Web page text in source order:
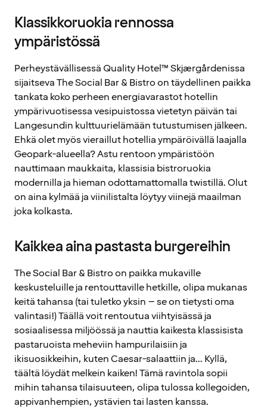
Klassikkoruokia rennossa
ympäristössä
Perheystävällisessä Quality Hotel™ Skjærgårdenissa
sijaitseva The Social Bar & Bistro on täydellinen paikka
tankata koko perheen energiavarastot hotellin
ympärivuotisessa vesipuistossa vietetyn päivän tai
Langesundin kulttuurielämään tutustumisen jälkeen.
Ehkä olet myös vieraillut hotellia ympäröivällä laajalla
Geopark-alueella? Astu rentoon ympäristöön
nauttimaan maukkaita, klassisia bistroruokia
modernilla ja hieman odottamattomalla twistillä. Olut
on aina kylmää ja viinilistalta löytyy viinejä maailman
joka kolkasta.
Kaikkea aina pastasta burgereihin
The Social Bar & Bistro on paikka mukaville
keskusteluille ja rentouttaville hetkille, olipa mukanas
keitä tahansa (tai tuletko yksin – se on tietysti oma
valintasi!) Täällä voit rentoutua viihtyisässä ja
sosiaalisessa miljöössä ja nauttia kaikesta klassisista
pastaruoista meheviin hampurilaisiin ja
ikisuosikkeihin, kuten Caesar-salaattiin ja... Kyllä,
täältä löydät melkein kaiken! Tämä ravintola sopii
mihin tahansa tilaisuuteen, olipa tulossa kollegoiden,
appivanhempien, ystävien tai lasten kanssa.